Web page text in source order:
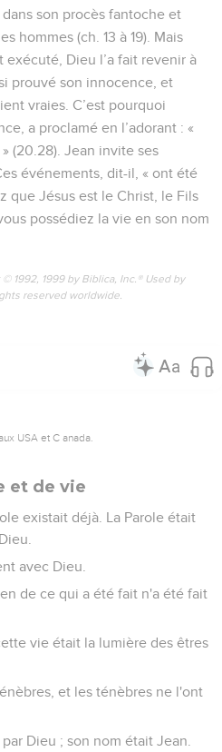
son procès fantoche et
hommes (ch. 13 à 19). Mais
Dieu l’a fait revenir à
prouvé son innocence, et
vraies. C’est pourquoi
a proclamé en l’adorant : «
(20.28). Jean invite ses
événements, dit-il, « ont été
que Jésus est le Christ, le Fils
possédiez la vie en son nom
1992, 1999 by Biblica, Inc.® Used by
reserved worldwide.
USA et C anada.
et de vie
existait déjà. La Parole était
avec Dieu.
de ce qui a été fait n'a été fait
vie était la lumière des êtres
et les ténèbres ne l'ont
Dieu ; son nom était Jean.